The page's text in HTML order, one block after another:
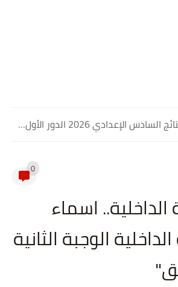
نتائج السادس الإعدادي 2026 الدور الأول PDF النجف الاشرف| موقع...
0
اسماء
الوجبة الثانية